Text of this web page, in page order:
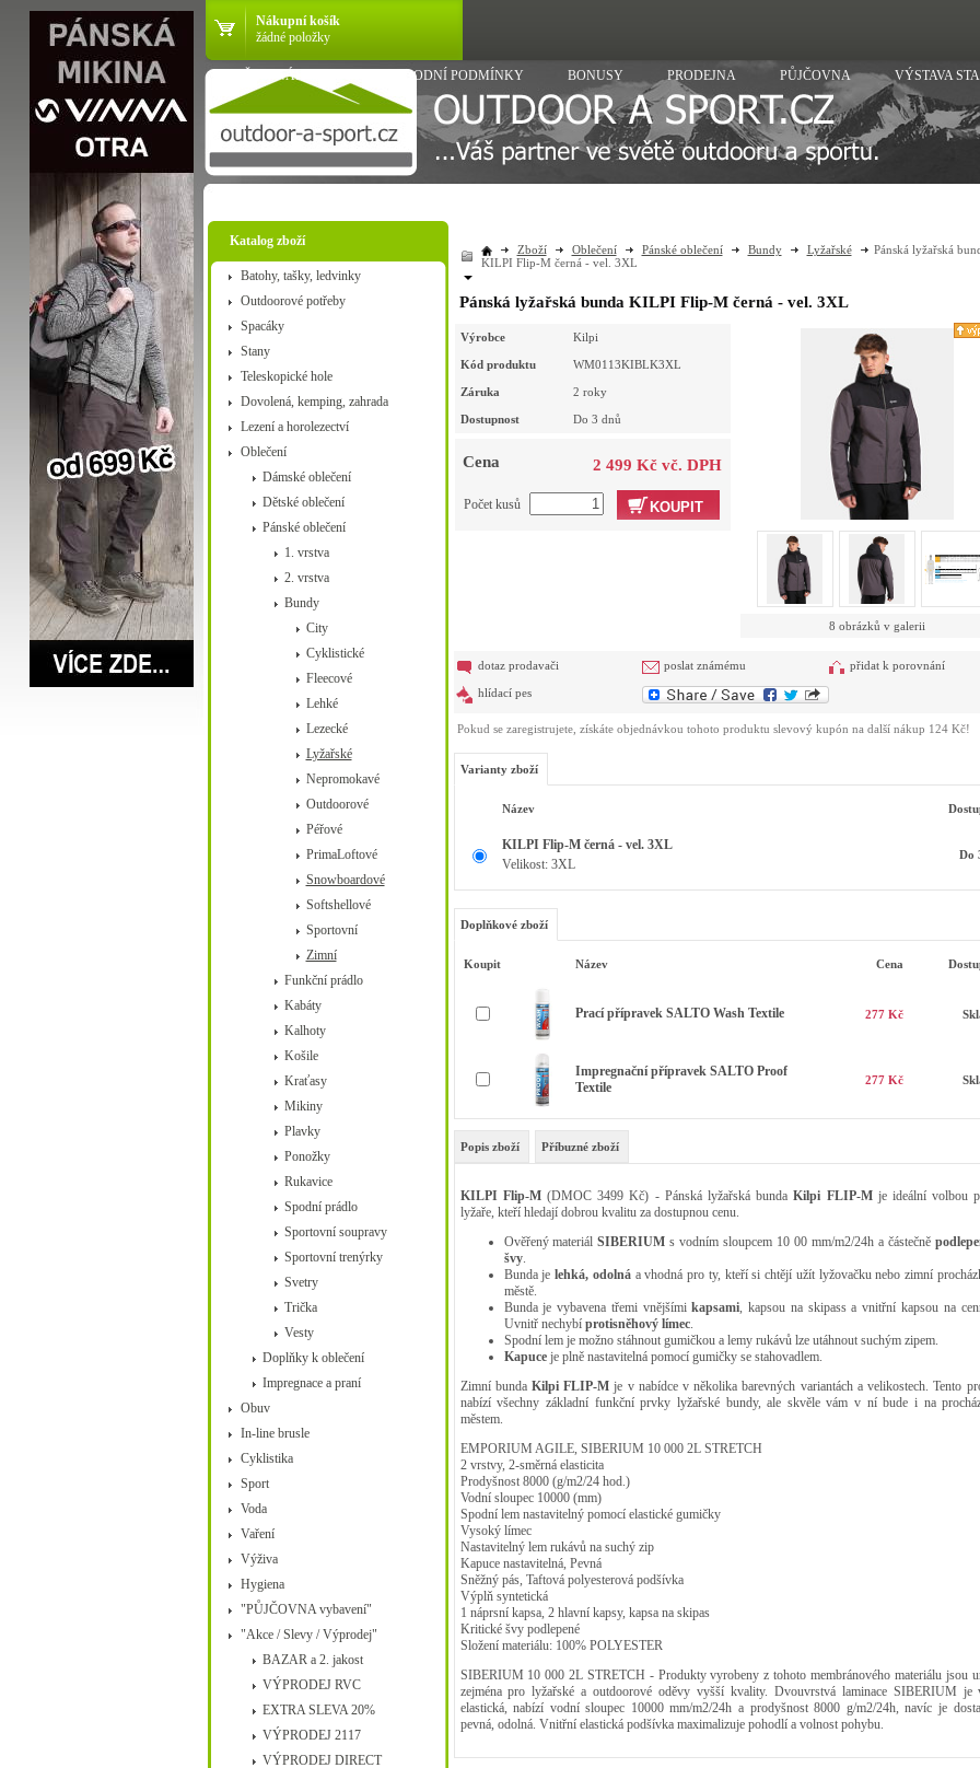
Nákupní košík
žádné položky
VŠE O NÁKUPU OBCHODNÍ PODMÍNKY BONUSY PRODEJNA PŮJČOVNA VÝSTAVA
Katalog zboží
Batohy, tašky, ledvinky
Outdoorové potřeby
Spacáky
Stany
Teleskopické hole
Dovolená, kemping, zahrada
Lezení a horolezectví
Oblečení
Dámské oblečení
Dětské oblečení
Pánské oblečení
1. vrstva
2. vrstva
Bundy
City
Cyklistické
Fleecové
Lehké
Lezecké
Lyžařské
Nepromokavé
Outdoorové
Péřové
PrimaLoftové
Snowboardové
Softshellové
Sportovní
Zimní
Funkční prádlo
Kabáty
Kalhoty
Košile
Kraťasy
Mikiny
Plavky
Ponožky
Rukavice
Spodní prádlo
Sportovní soupravy
Sportovní trenýrky
Svetry
Trička
Vesty
Doplňky k oblečení
Impregnace a praní
Obuv
In-line brusle
Cyklistika
Sport
Voda
Vaření
Výživa
Hygiena
"PŮJČOVNA vybavení"
"Akce / Slevy / Výprodej"
BAZAR a 2. jakost
VÝPRODEJ RVC
EXTRA SLEVA 20%
VÝPRODEJ 2117
VÝPRODEJ DIRECT
Zboží Oblečení Pánské oblečení Bundy Lyžařské
Pánská lyžařská
KILPI Flip-M černá - vel. 3XL
Pánská lyžařská bunda KILPI Flip-M černá - vel. 3XL
Výrobce Kilpi
Kód produktu WM0113KIBLK3XL
Záruka 2 roky
Dostupnost Do 3 dnů
Cena 2 499 Kč vč. DPH
KOUPIT
Počet kusů
8 obrázků v galerii
dotaz prodavači poslat známému přidat k porovnání
hlídací pes
Pokud se zaregistrujete, získáte objednávkou tohoto produktu slevový kupón na další nákup 124 Kč!
Varianty zboží
Název
KILPI Flip-M černá - vel. 3XL
Velikost: 3XL
Do
Doplňkové zboží
Koupit Název Cena
Prací přípravek SALTO Wash Textile 277 Kč
Impregnační přípravek SALTO Proof
Textile
277 Kč
Popis zboží Příbuzné zboží
KILPI Flip-M (DMOC 3499 Kč) - Pánská lyžařská bundaKilpi FLIP-Mje ideální volbou
lyžaře, kteří hledají dobrou kvalitu za dostupnou cenu.
Ověřený materiálSIBERIUM s vodním sloupcem 10 00 mm/m2/24h a částečně
švy.
Bunda je lehká, odolná a vhodná pro ty, kteří si chtějí užít lyžovačku nebo zimní
městě.
Bunda je vybavena třemi vnějšímikapsami, kapsou na skipass a vnitřní kapsou na
Uvnitř nechybí protisněhový límec.
Spodní lem je možno stáhnout gumičkou a lemy rukávů lze utáhnout suchým zipem.
Kapuceje plně nastavitelná pomocí gumičky se stahovadlem.
Zimní bunda Kilpi FLIP-M je v nabídce v několika barevných variantách a velikostech. Tento
nabízí všechny základní funkční prvky lyžařské bundy, ale skvěle vám v ní bude i na
městem.
EMPORIUM AGILE, SIBERIUM 10 000 2L STRETCH
2 vrstvy, 2-směrná elasticita
Prodyšnost 8000 (g/m2/24 hod.)
Vodní sloupec 10000 (mm)
Spodní lem nastavitelný pomocí elastické gumičky
Vysoký límec
Nastavitelný lem rukávů na suchý zip
Kapuce nastavitelná, Pevná
Sněžný pás, Taftová polyesterová podšívka
Výplň syntetická
1 náprsní kapsa, 2 hlavní kapsy, kapsa na skipas
Kritické švy podlepené
Složení materiálu: 100% POLYESTER
SIBERIUM 10 000 2L STRETCH - Produkty vyrobeny z tohoto membránového materiálu jsou
zejména pro lyžařské a outdoorové oděvy vyšší kvality. Dvouvrstvá laminace SIBERIUM je
elastická, nabízí vodní sloupec 10000 mm/m2/24h a prodyšnost 8000 g/m2/24h, navíc je
pevná, odolná. Vnitřní elastická podšívka maximalizuje pohodlí a volnost pohybu.